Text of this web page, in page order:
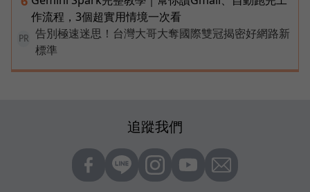
作流程，3個超實用情境一次看
PR
告別極速迷思！台灣大哥大奪國際雙冠揭密好網路新
標準
追蹤我們